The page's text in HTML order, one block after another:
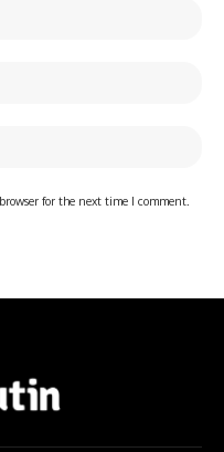
for the next time I comment.